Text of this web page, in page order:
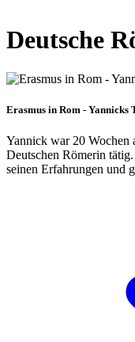
Deutsche
Erasmus in Rom - Yannicks
Yannick war 20 Wochen
Deutschen Römerin
seinen Erfahrungen und